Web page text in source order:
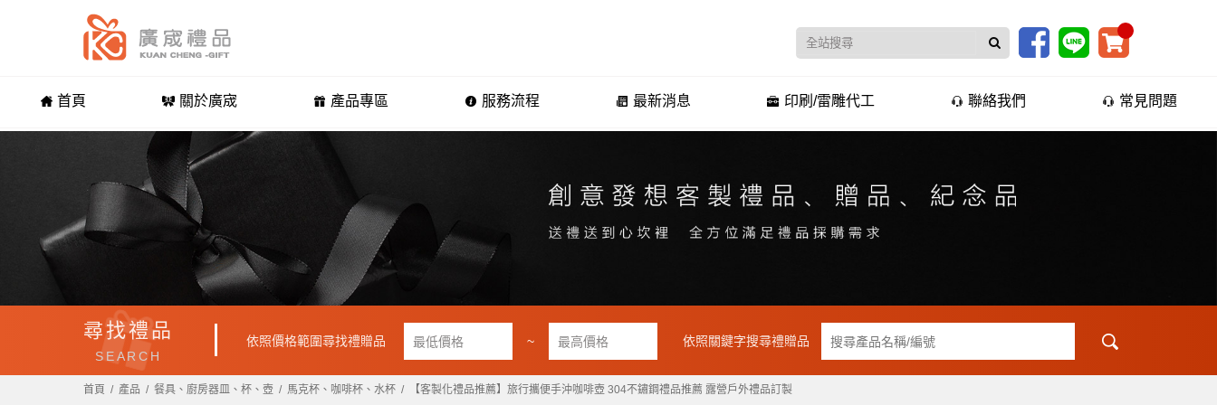
首頁 關於廣宬 產品專區 服務流程 最新消息 印刷/雷雕代工 聯絡我們 常見問題
尋找禮品
SEARCH
依照價格範圍尋找禮贈品 ~ 依照關鍵字搜尋禮贈品
首頁 產品 餐具、廚房器皿、杯、壺 馬克杯、咖啡杯、水杯 【客製化禮品推薦】旅行攜便手沖咖啡壺 304不鏽鋼禮品推薦 露營戶外禮品訂製